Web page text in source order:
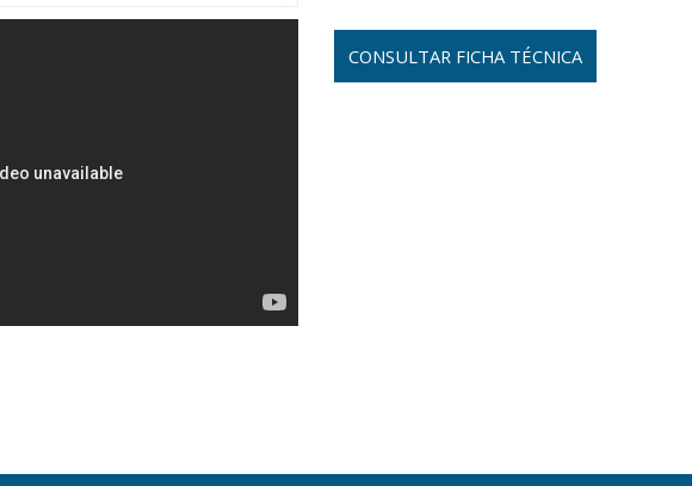
CONSULTAR FICHA TÉCNICA